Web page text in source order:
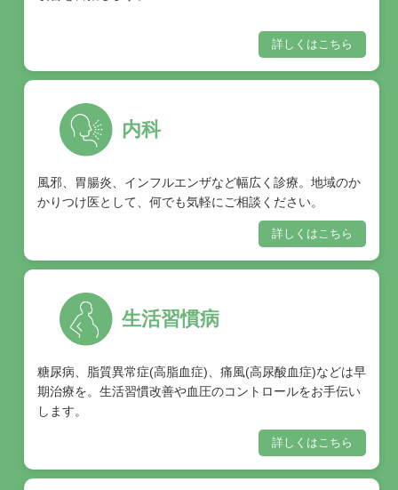
詳しくはこちら
内科
風邪、胃腸炎、インフルエンザなど幅広く診療。地域のか
かりつけ医として、何でも気軽にご相談ください。
詳しくはこちら
生活習慣病
糖尿病、脂質異常症(高脂血症)、痛風(高尿酸血症)などは早
期治療を。生活習慣改善や血圧のコントロールをお手伝い
します。
詳しくはこちら